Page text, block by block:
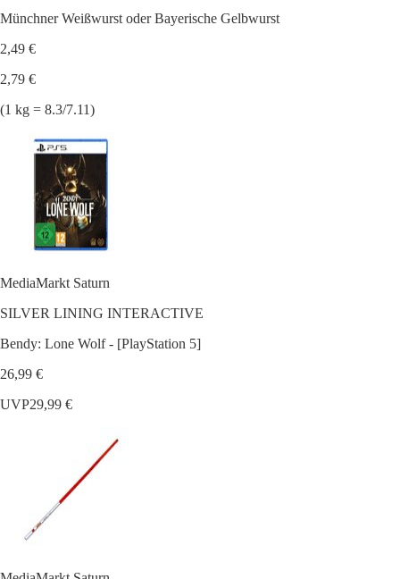
Münchner Weißwurst oder Bayerische Gelbwurst
2,49 €
2,79 €
(1 kg = 8.3/7.11)
MediaMarkt Saturn
SILVER LINING INTERACTIVE
Bendy: Lone Wolf - [PlayStation 5]
26,99 €
UVP29,99 €